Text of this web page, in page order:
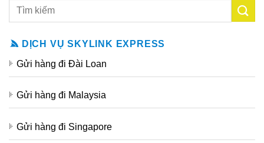
DỊCH VỤ SKYLINK EXPRESS
Gửi hàng đi Đài Loan
Gửi hàng đi Malaysia
Gửi hàng đi Singapore